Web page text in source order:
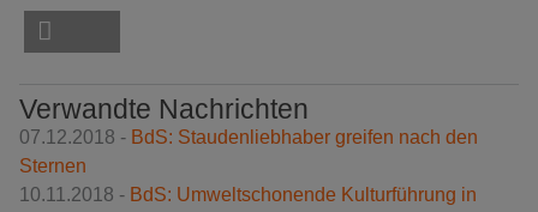
Verwandte Nachrichten
07.12.2018 - BdS: Staudenliebhaber greifen nach den
Sternen
10.11.2018 - BdS: Umweltschonende Kulturführung in